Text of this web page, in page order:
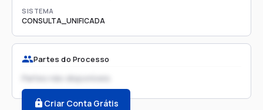
SISTEMA
CONSULTA_UNIFICADA
Partes do Processo
Partes não disponíveis
Criar Conta Grátis